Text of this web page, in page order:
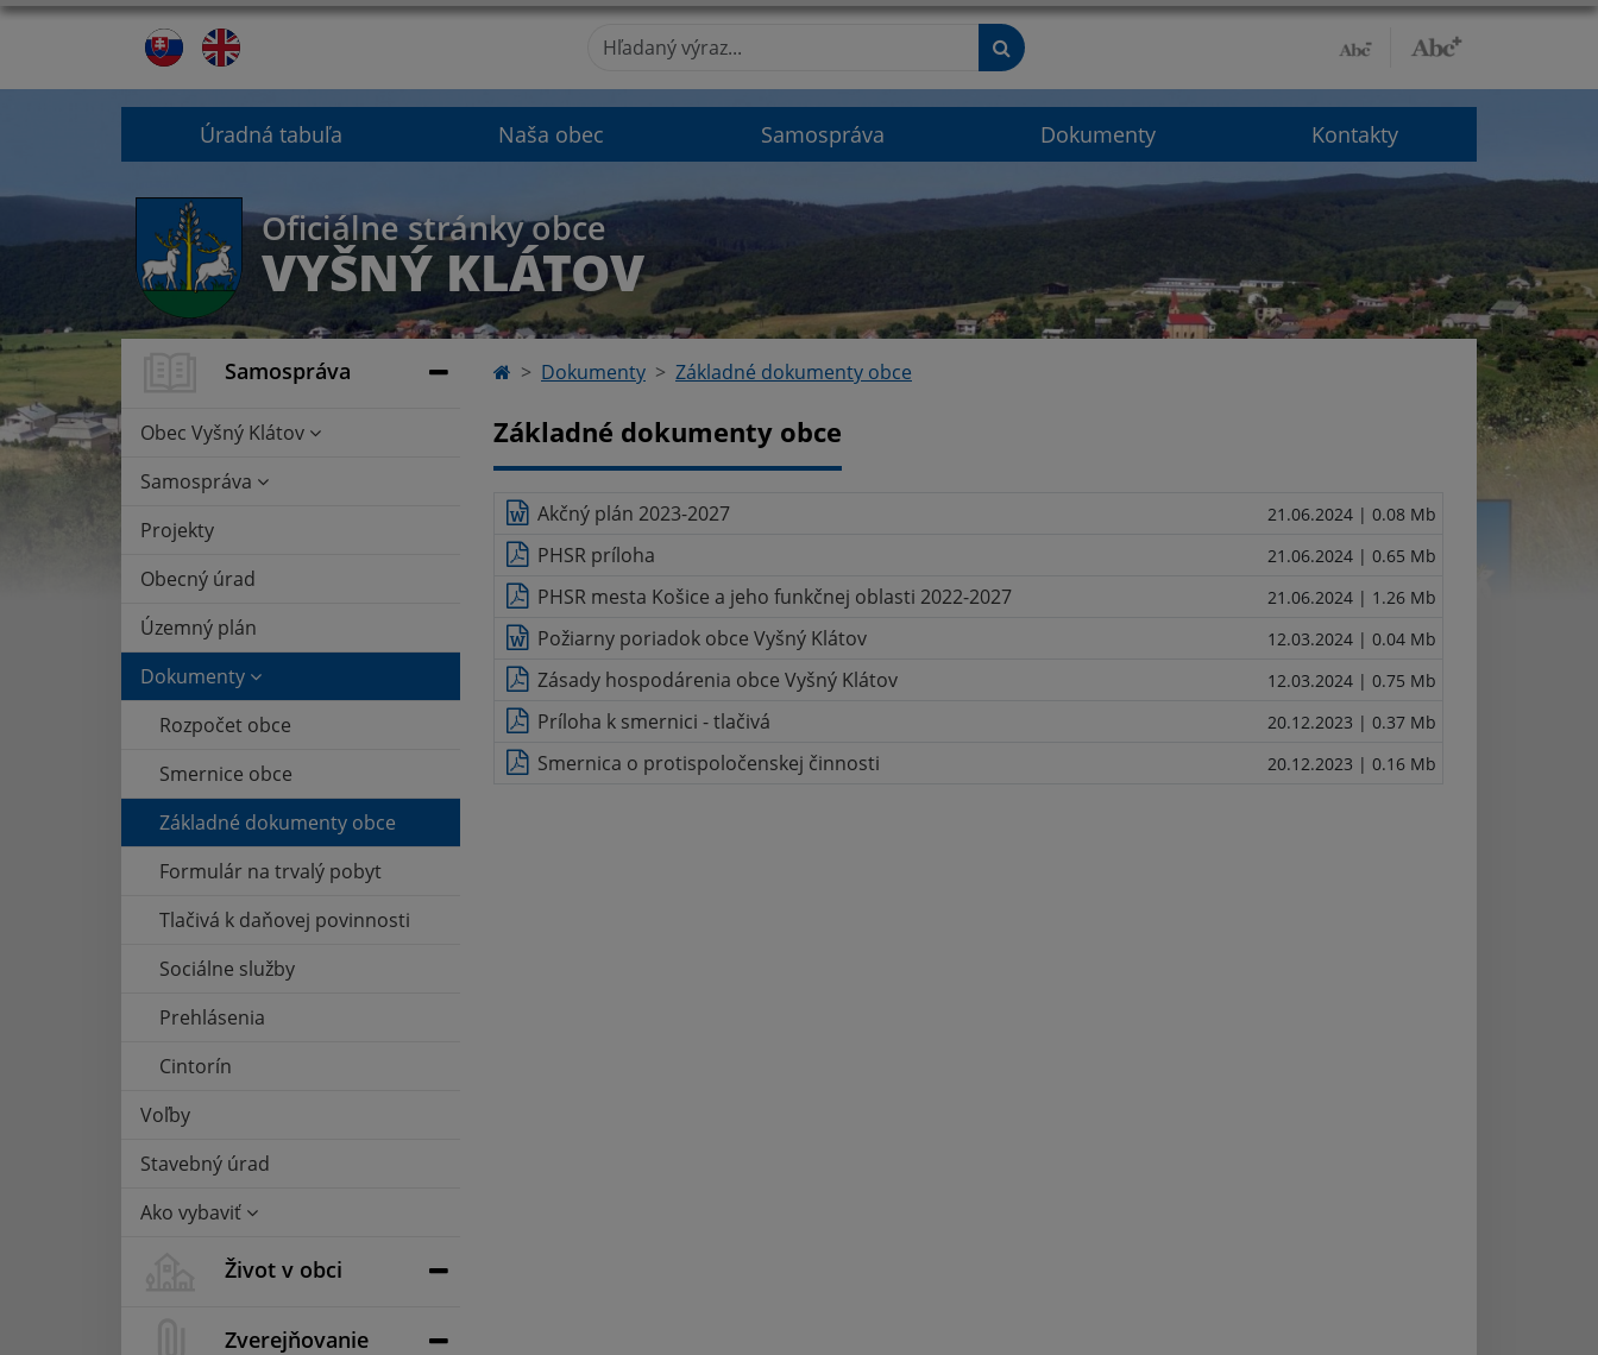
Hľadaný výraz...
Úradná tabuľa Naša obec Samospráva Dokumenty Kontakty
Oficiálne stránky obce
VYŠNÝ KLÁTOV
Samospráva
Obec Vyšný Klátov
Samospráva
Projekty
Obecný úrad
Územný plán
Dokumenty
Rozpočet obce
Smernice obce
Základné dokumenty obce
Formulár na trvalý pobyt
Tlačivá k daňovej povinnosti
Sociálne služby
Prehlásenia
Cintorín
Voľby
Stavebný úrad
Ako vybaviť
Život v obci
Zverejňovanie
Dokumenty Základné dokumenty obce
Základné dokumenty obce
Akčný plán 2023-2027 21.06.2024 | 0.08 Mb
PHSR príloha 21.06.2024 | 0.65 Mb
PHSR mesta Košice a jeho funkčnej oblasti 2022-2027 21.06.2024 | 1.26 Mb
Požiarny poriadok obce Vyšný Klátov 12.03.2024 | 0.04 Mb
Zásady hospodárenia obce Vyšný Klátov 12.03.2024 | 0.75 Mb
Príloha k smernici - tlačivá 20.12.2023 | 0.37 Mb
Smernica o protispoločenskej činnosti 20.12.2023 | 0.16 Mb